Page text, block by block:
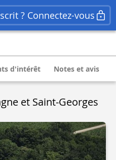
? Connectez-vous
d'intérêt Notes et avis
et Saint-Georges